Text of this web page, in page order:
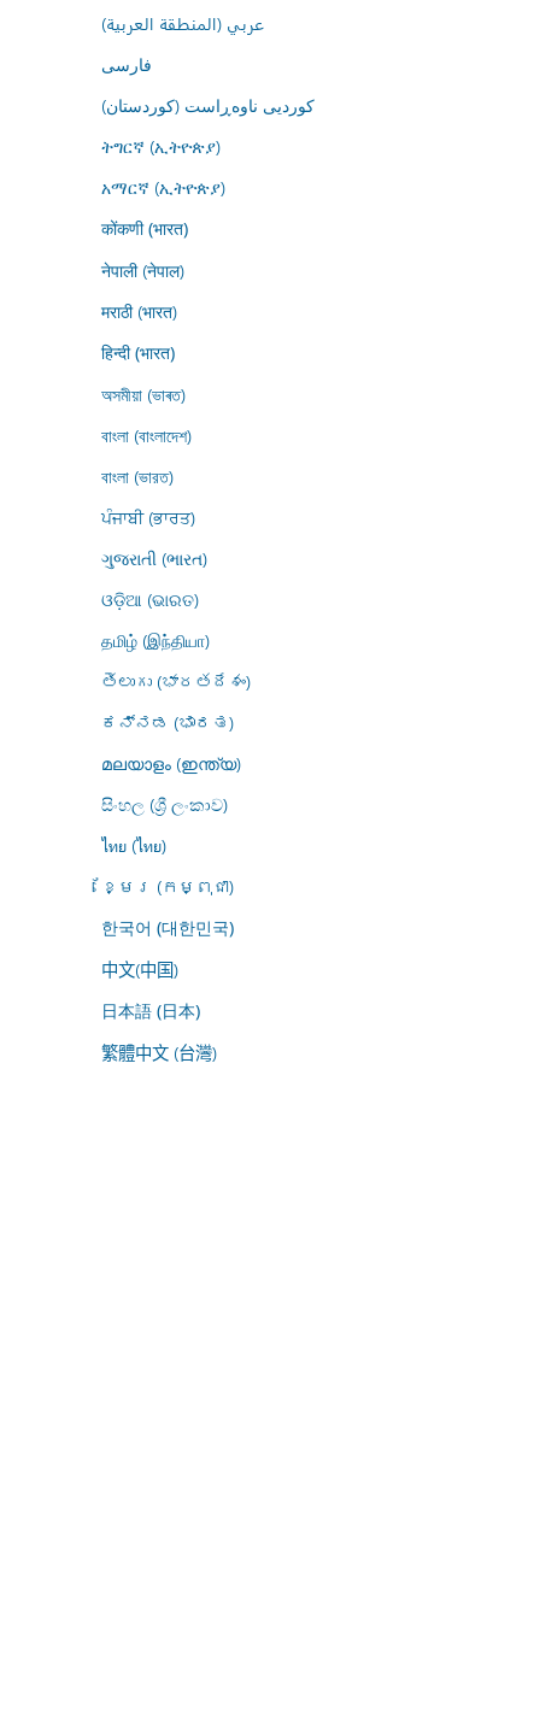
عربي (المنطقة العربية)
فارسى
کوردیی ناوەڕاست (کوردستان)
ትግርኛ (ኢትዮጵያ)
አማርኛ (ኢትዮጵያ)
कोंकणी (भारत)
नेपाली (नेपाल)
मराठी (भारत)
हिन्दी (भारत)
অসমীয়া (ভাৰত)
বাংলা (বাংলাদেশ)
বাংলা (ভারত)
ਪੰਜਾਬੀ (ਭਾਰਤ)
ગુજરાતી (ભારત)
ଓଡ଼ିଆ (ଭାରତ)
தமிழ் (இந்தியா)
తెలుగు (భారతదేశం)
ಕನ್ನಡ (ಭಾರತ)
മലയാളം (ഇന്ത്യ)
සිංහල (ශ්‍රී ලංකාව)
ไทย (ไทย)
ខ្មែរ (កម្ពុជា)
한국어 (대한민국)
中文(中国)
日本語 (日本)
繁體中文 (台灣)